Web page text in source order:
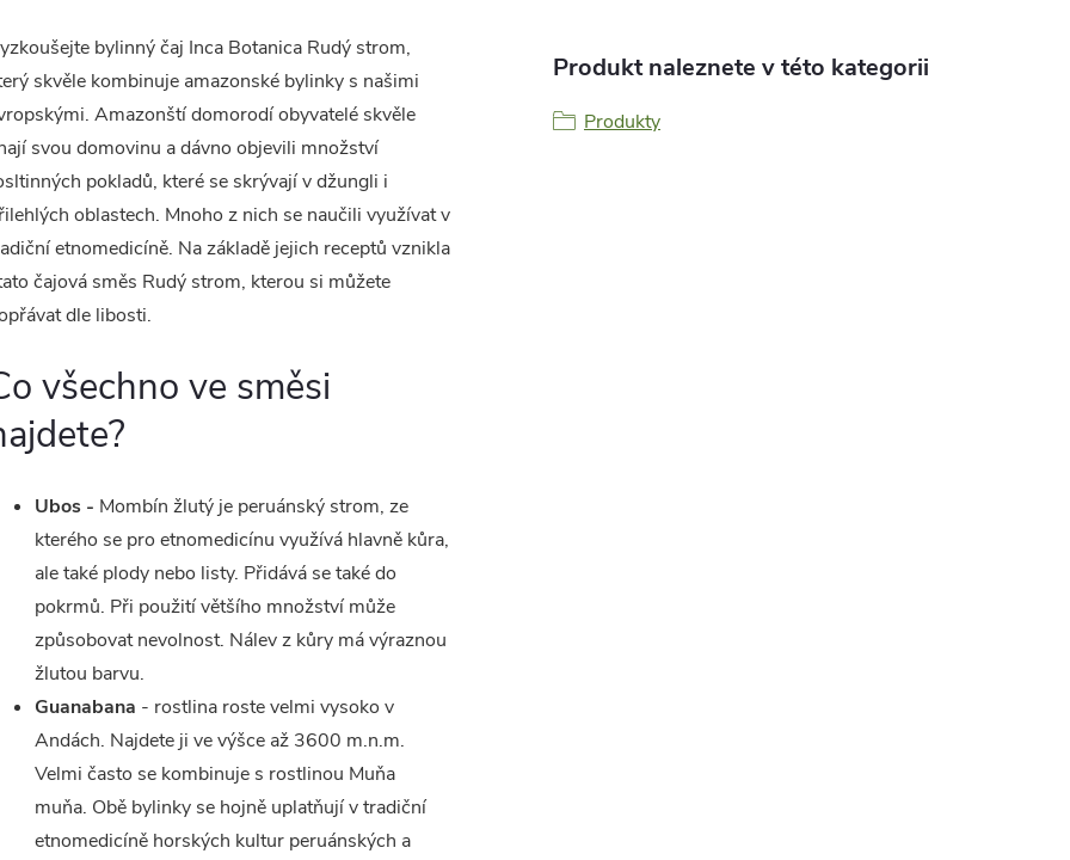
bylinný čaj Inca Botanica Rudý strom,
skvěle kombinuje amazonské bylinky s našimi
Amazonští domorodí obyvatelé skvěle
svou domovinu a dávno objevili množství
pokladů, které se skrývají v džungli i
oblastech. Mnoho z nich se naučili využívat v
etnomedicíně. Na základě jejich receptů vznikla
čajová směs Rudý strom, kterou si můžete
dle libosti.
všechno ve směsi
Ubos - Mombín žlutý je peruánský strom, ze
kterého se pro etnomedicínu využívá hlavně kůra,
ale také plody nebo listy. Přidává se také do
pokrmů. Při použití většího množství může
způsobovat nevolnost. Nálev z kůry má výraznou
žlutou barvu.
Guanabana - rostlina roste velmi vysoko v
Andách. Najdete ji ve výšce až 3600 m.n.m.
Velmi často se kombinuje s rostlinou Muňa
muňa. Obě bylinky se hojně uplatňují v tradiční
etnomedicíně horských kultur peruánských a
Produkt naleznete v této kategorii
Produkty